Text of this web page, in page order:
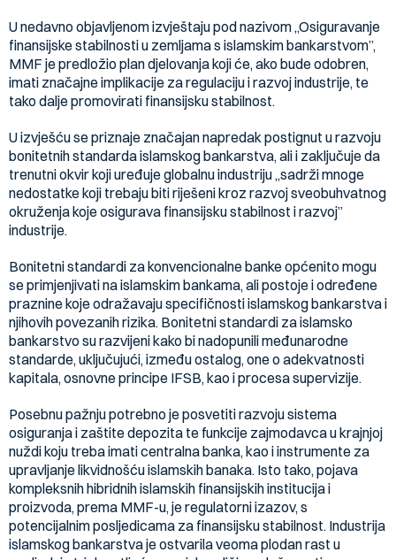
U nedavno objavljenom izvještaju pod nazivom „Osiguravanje
finansijske stabilnosti u zemljama s islamskim bankarstvom”,
MMF je predložio plan djelovanja koji će, ako bude odobren,
imati značajne implikacije za regulaciju i razvoj industrije, te
tako dalje promovirati finansijsku stabilnost.
U izvješću se priznaje značajan napredak postignut u razvoju
bonitetnih standarda islamskog bankarstva, ali i zaključuje da
trenutni okvir koji uređuje globalnu industriju „sadrži mnoge
nedostatke koji trebaju biti riješeni kroz razvoj sveobuhvatnog
okruženja koje osigurava finansijsku stabilnost i razvoj”
industrije.
Bonitetni standardi za konvencionalne banke općenito mogu
se primjenjivati na islamskim bankama, ali postoje i određene
praznine koje odražavaju specifičnosti islamskog bankarstva i
njihovih povezanih rizika. Bonitetni standardi za islamsko
bankarstvo su razvijeni kako bi nadopunili međunarodne
standarde, uključujući, između ostalog, one o adekvatnosti
kapitala, osnovne principe IFSB, kao i procesa supervizije.
Posebnu pažnju potrebno je posvetiti razvoju sistema
osiguranja i zaštite depozita te funkcije zajmodavca u krajnjoj
nuždi koju treba imati centralna banka, kao i instrumente za
upravljanje likvidnošću islamskih banaka. Isto tako, pojava
kompleksnih hibridnih islamskih finansijskih institucija i
proizvoda, prema MMF-u, je regulatorni izazov, s
potencijalnim posljedicama za finansijsku stabilnost. Industrija
islamskog bankarstva je ostvarila veoma plodan rast u